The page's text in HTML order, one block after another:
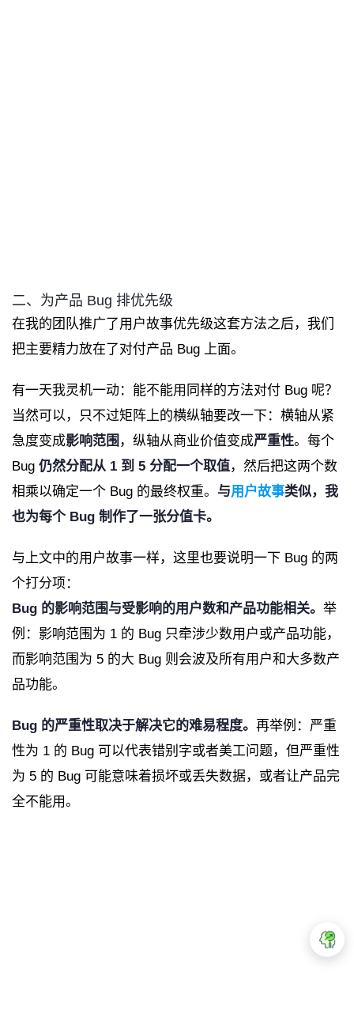
二、为产品 Bug 排优先级
在我的团队推广了用户故事优先级这套方法之后，我们
把主要精力放在了对付产品 Bug 上面。
有一天我灵机一动：能不能用同样的方法对付 Bug 呢？
当然可以，只不过矩阵上的横纵轴要改一下：横轴从紧
急度变成影响范围 ，纵轴从商业价值变成严重性。每个
Bug 仍然分配从 1 到 5 分配一个取值，然后把这两个数
相乘以确定一个 Bug 的最终权重。 与用户故事类似，我
也为每个 Bug 制作了一张分值卡。
与上文中的用户故事一样，这里也要说明一下 Bug 的两
个打分项：
Bug 的影响范围与受影响的用户数和产品功能相关。 举
例：影响范围为 1 的 Bug 只牵涉少数用户或产品功能，
而影响范围为 5 的大 Bug 则会波及所有用户和大多数产
品功能。
Bug 的严重性取决于解决它的难易程度。 再举例：严重
性为 1 的 Bug 可以代表错别字或者美工问题，但严重性
为 5 的 Bug 可能意味着损坏或丢失数据，或者让产品完
全不能用。